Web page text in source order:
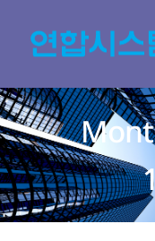
content